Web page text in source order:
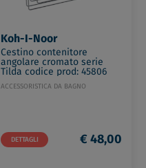
Koh-I-Noor
Cestino contenitore
angolare cromato serie
Tilda codice prod: 45806
ACCESSORISTICA DA BAGNO
DETTAGLI € 48,00